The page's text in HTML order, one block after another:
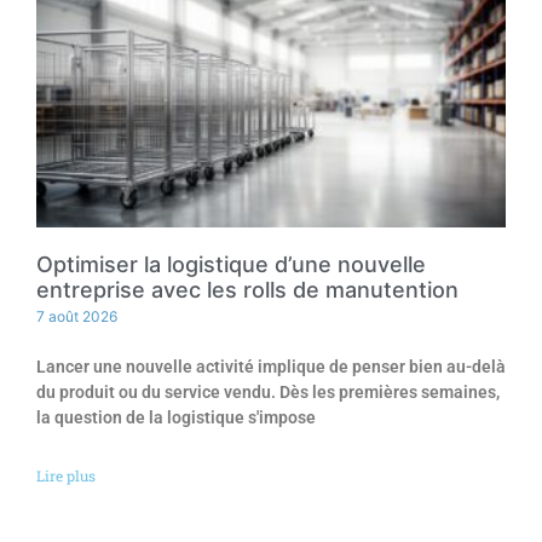
Optimiser la logistique d’une nouvelle
entreprise avec les rolls de manutention
7 août 2026
Lancer une nouvelle activité implique de penser bien au-delà
du produit ou du service vendu. Dès les premières semaines,
la question de la logistique s'impose
Lire plus